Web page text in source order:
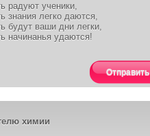
радуют ученики,
знания легко даются,
будут ваши дни легки,
начинанья удаются!
Отправить
химии